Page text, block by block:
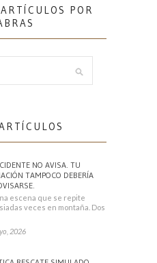
POR
NO AVISA. TU
TAMPOCO DEBERÍA
escena que se repite
veces en montaña. Dos
2026